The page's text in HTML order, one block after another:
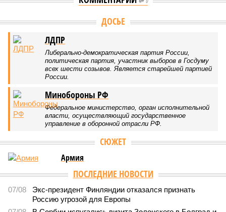
Версия //Конфликт //В нескольких станциях от уже сданного
«Сказочного леса» пайщики ЖК «Станция Л» продолжают ждать от
компании Capital Group начала реальной достройки
В нескольких станциях от уже сданного «Сказочного
леса» пайщики ЖК «Станция Л» продолжают ждать от
компании Capital Group начала реальной достройки
«Станция ожидания» для дольщиков
В нескольких станциях от уже сданного «Сказочного леса» пайщики ЖК
реальной достройки (изображение сгенерировано ИИ)